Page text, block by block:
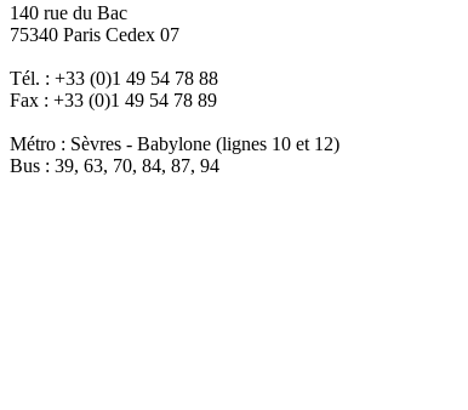
140 rue du Bac
75340 Paris Cedex 07
Tél. : +33 (0)1 49 54 78 88
Fax : +33 (0)1 49 54 78 89
Métro : Sèvres - Babylone (lignes 10 et 12)
Bus : 39, 63, 70, 84, 87, 94